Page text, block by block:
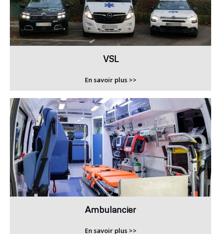
VSL
En savoir plus >>
Ambulancier
En savoir plus >>